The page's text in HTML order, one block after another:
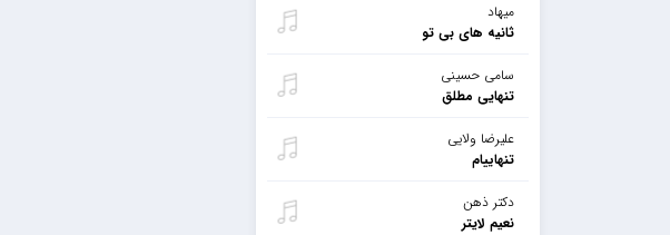
میهاد
ثانیه های بی تو
سامی حسینی
تنهایی مطلق
علیرضا ولایی
تنهاییام
دکتر ذهن
نعیم لایتر